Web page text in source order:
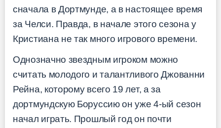
сначала в Дортмунде, а в настоящее время
за Челси. Правда, в начале этого сезона у
Кристиана не так много игрового времени.
Однозначно звездным игроком можно
считать молодого и талантливого Джованни
Рейна, которому всего 19 лет, а за
дортмундскую Боруссию он уже 4-ый сезон
начал играть. Прошлый год он почти